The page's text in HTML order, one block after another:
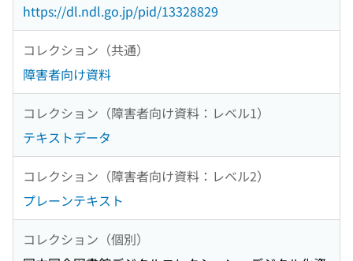
https://dl.ndl.go.jp/pid/13328829
コレクション（共通）
障害者向け資料
コレクション（障害者向け資料：レベル1）
テキストデータ
コレクション（障害者向け資料：レベル2）
プレーンテキスト
コレクション（個別）